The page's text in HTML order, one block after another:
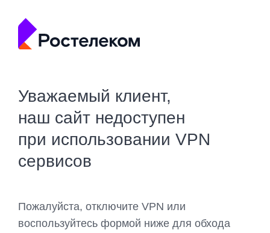
Уважаемый клиент,
наш сайт недоступен
при использовании VPN
сервисов
Пожалуйста, отключите VPN или
воспользуйтесь формой ниже для обхода